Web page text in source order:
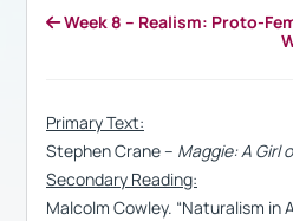
Week 8 – Realism: Proto-
Primary Text:
Stephen Crane – Maggie: A Girl
Secondary Reading:
Malcolm Cowley. “Naturalism in